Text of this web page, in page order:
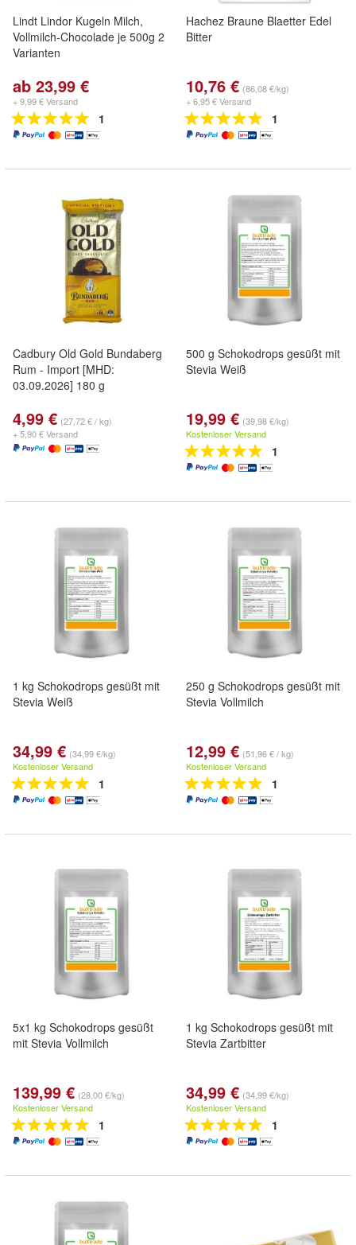
Lindt Lindor Kugeln Milch,
Vollmilch-Chocolade je 500g 2
Varianten
ab 23,99 €
+ 9,99 € Versand
1
Hachez Braune Blaetter Edel
Bitter
10,76 € (86,08 €/kg)
+ 6,95 € Versand
1
Cadbury Old Gold Bundaberg
Rum - Import [MHD:
03.09.2026] 180 g
4,99 € (27,72 € / kg)
+ 5,90 € Versand
500 g Schokodrops gesüßt mit
Stevia Weiß
19,99 € (39,98 €/kg)
Kostenloser Versand
1
1 kg Schokodrops gesüßt mit
Stevia Weiß
34,99 € (34,99 €/kg)
Kostenloser Versand
1
250 g Schokodrops gesüßt mit
Stevia Vollmilch
12,99 € (51,96 € / kg)
Kostenloser Versand
1
5x1 kg Schokodrops gesüßt
mit Stevia Vollmilch
139,99 € (28,00 €/kg)
Kostenloser Versand
1
1 kg Schokodrops gesüßt mit
Stevia Zartbitter
34,99 € (34,99 €/kg)
Kostenloser Versand
1